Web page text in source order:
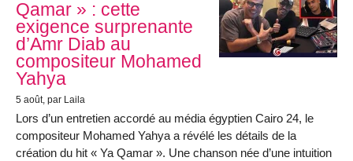
Qamar » : cette
exigence surprenante
d’Amr Diab au
compositeur Mohamed
Yahya
5 août, par Laila
Lors d’un entretien accordé au média égyptien Cairo 24, le
compositeur Mohamed Yahya a révélé les détails de la
création du hit « Ya Qamar ». Une chanson née d’une intuition